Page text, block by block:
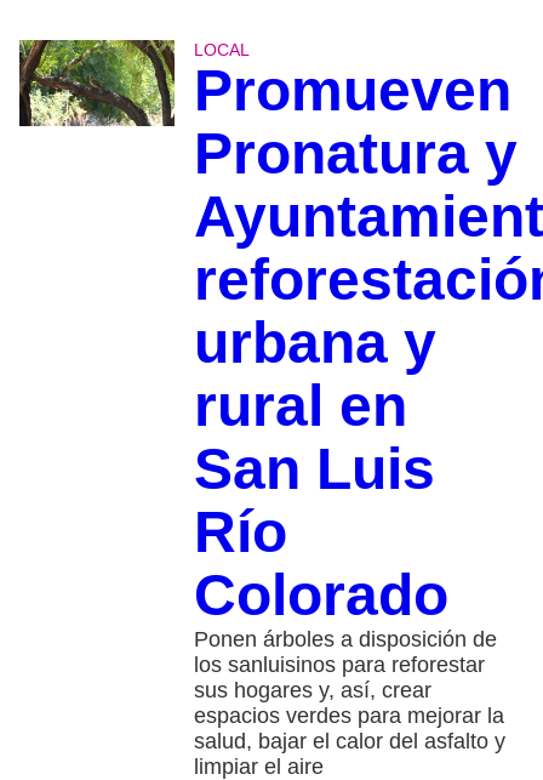
LOCAL
Promueven
Pronatura y
urbana y
rural en
San Luis
Río
Colorado
Ponen árboles a disposición de
los sanluisinos para reforestar
sus hogares y, así, crear
espacios verdes para mejorar la
salud, bajar el calor del asfalto y
limpiar el aire